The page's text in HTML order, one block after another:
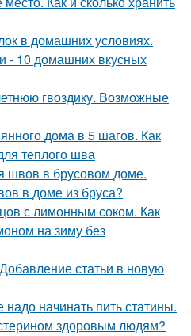
в домашних условиях.
- 10 домашних вкусных
гвоздику. Возможные
дома в 5 шагов. Как
теплого шва
швов в брусовом доме.
в доме из бруса?
с лимонным соком. Как
на зиму без
статьи в новую
начинать пить статины.
здоровым людям?